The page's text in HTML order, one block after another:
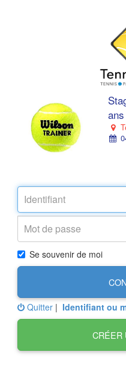
Se souvenir de moi
Quitter | Identifiant ou
CRÉER